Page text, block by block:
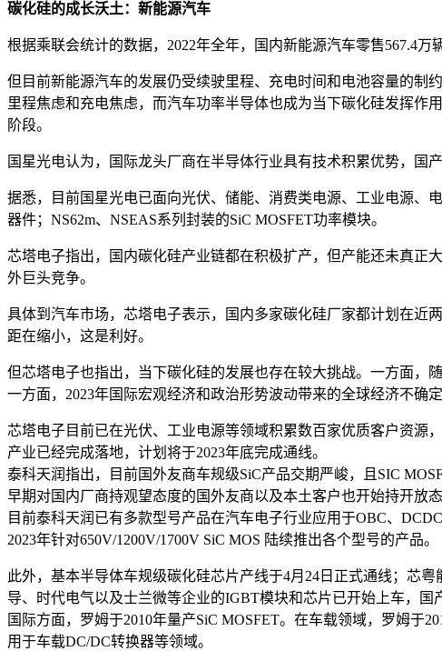
碳化硅的成长沃土：新能源汽车
根据乘联会统计的数据，2022年全年，国内新能源汽车零售567.4
但目前新能源汽车的发展仍受续驶里程、充电时间和电池容量的制
里程焦虑和充电焦虑，而汽车功率半导体也成为当下碳化硅发挥作
阶段。
国星光电认为，国际龙头厂商在半导体行业具有技术积累优势，国
据悉，目前国星光电已面向光伏、储能、消费类电源、工业电源、
器件；NS62m、NSEAS系列封装的SiC MOSFET功率模块。
芯塔电子指出，国内碳化硅产业链都在积极扩产，但产能还未真正
外巨头竞争。
具体到汽车市场，芯塔电子表示，国内多家碳化硅厂家都计划在近
距在缩小，这是利好。
但芯塔电子也指出，当下碳化硅的发展也存在较大挑战。一方面，
一方面，2023年国际宏观经济和政治形势波动带来的全球经济不确
芯塔电子目前已在光伏、工业电源等领域积累数百家优质客户资源
产业已经完成落地，计划将于2023年底完成通线。
泰科天润指出，目前国外友商车规级SiC产品交期严峻，且SIC
早期对国内厂商持观望态度的国外友商以及本土客户也开始持开放
目前泰科天润已有多款型号产品在汽车电子行业应用于OBC、
2023年针对650V/1200V/1700V SiC MOS 陆续推出各个型号的产品。
此外，基本半导体车规级碳化硅芯片产线于4月24日正式通线；芯
导、时代电气以及士兰微等企业的IGBT模块和芯片已开始上车，国
国际方面，罗姆于2010年量产SiC MOSFET。在车载领域，罗姆于
用于车载DC/DC转换器等领域。